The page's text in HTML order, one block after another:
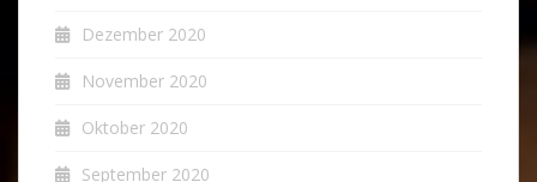
Dezember 2020
November 2020
Oktober 2020
September 2020